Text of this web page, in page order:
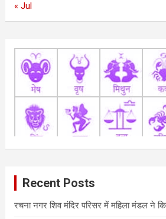
« Jul
Recent Posts
रचना नगर शिव मंदिर परिसर में महिला मंडल ने